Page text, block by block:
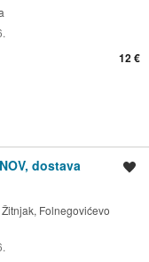
12 €
dostava
Folnegovićevo